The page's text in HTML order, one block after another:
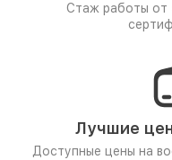
Стаж работы от
Лучшие
Доступные цены на